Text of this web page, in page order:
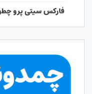
فارکس سیتی پرو